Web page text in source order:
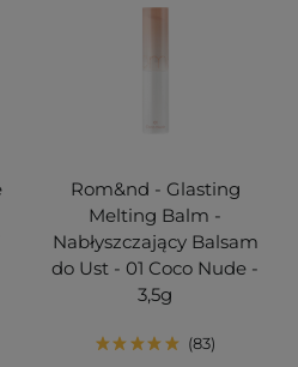
Rom&nd - Glasting
Melting Balm -
Nabłyszczający Balsam
do Ust - 01 Coco Nude -
3,5g
83